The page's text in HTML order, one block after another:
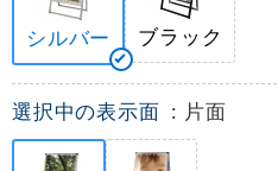
シルバー ブラック
選択中の表示面 : 片面